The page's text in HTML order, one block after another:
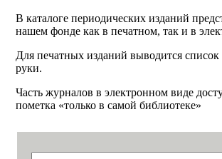
В каталоге периодических изданий
нашем фонде как в печатном, так и в
Для печатных изданий выводится
руки.
Часть журналов в электронном виде
пометка «только в самой библиотеке»